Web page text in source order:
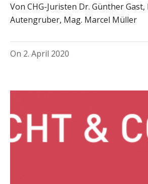
Von CHG-Juristen Dr. Günther Gast,
Autengruber, Mag. Marcel Müller
On 2. April 2020